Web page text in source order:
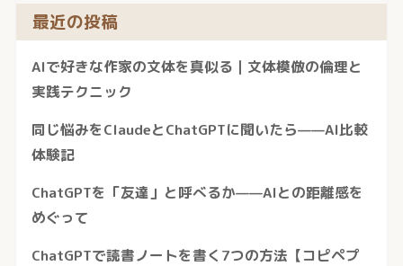
最近の投稿
AIで好きな作家の文体を真似る｜文体模倣の倫理と
実践テクニック
同じ悩みをClaudeとChatGPTに聞いたら——AI比較
体験記
ChatGPTを「友達」と呼べるか——AIとの距離感を
めぐって
ChatGPTで読書ノートを書く7つの方法【コピペプ